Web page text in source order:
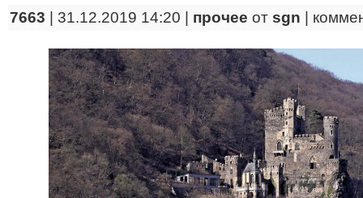
7663 | 31.12.2019 14:20 | прочее от sgn